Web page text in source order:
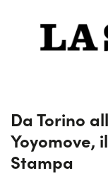
Da Torino
Yoyomove,
Stampa